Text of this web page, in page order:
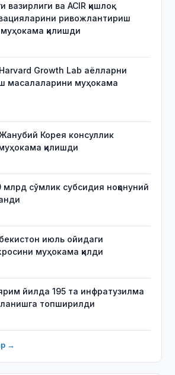
вазирлиги ва ACIR қишлоқ
ривожлантириш
қилишди
Growth Lab аёлларни
масалаларини муҳокама
Корея консуллик
қилишди
сўмлик субсидия ноқонуний
июль ойидаги
муҳокама қилди
йилда 195 та инфратузилма
топширилди
→